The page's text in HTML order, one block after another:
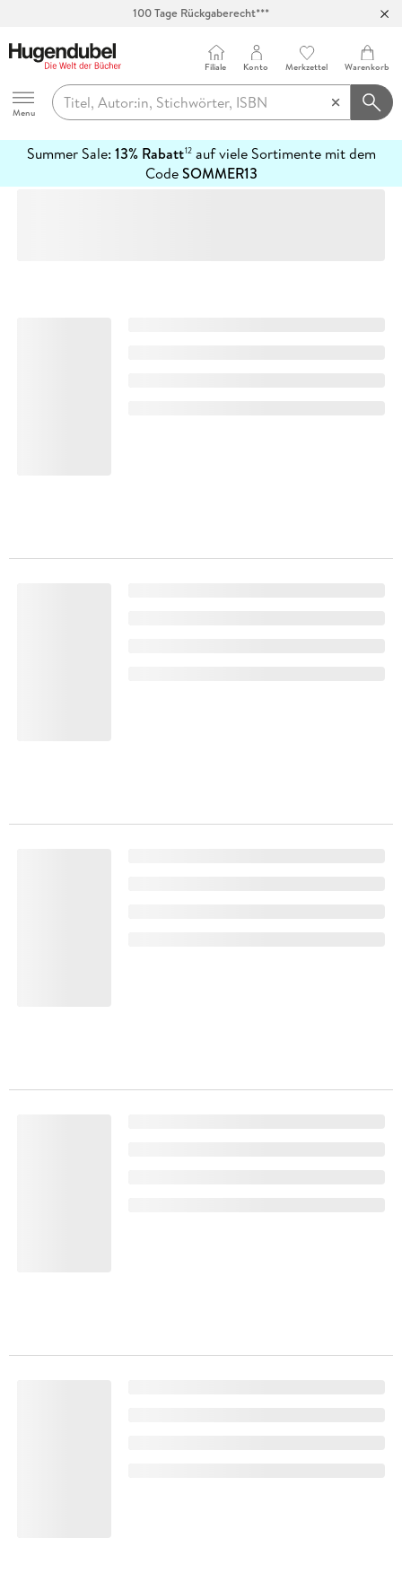
100 Tage Rückgaberecht***
Hugendubel
Menu
Filiale Konto Merkzettel Warenkorb
Summer Sale: 13% Rabatt12auf viele Sortimente mit dem
CodeSOMMER13
erfahren